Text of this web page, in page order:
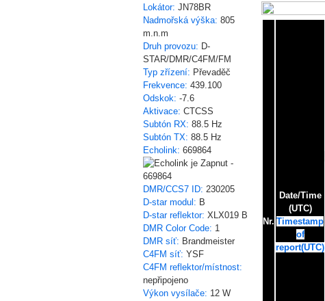
Lokátor: JN78BR
Nadmořská výška: 805
m.n.m
Druh provozu: D-
STAR/DMR/C4FM/FM
Typ zřízení: Převaděč
Frekvence: 439.100
Odskok: -7.6
Aktivace: CTCSS
Subtón RX: 88.5 Hz
Subtón TX: 88.5 Hz
Echolink: 669864
DMR/CCS7 ID: 230205
D-star modul: B
D-star reflektor: XLX019 B
DMR Color Code: 1
DMR síť: Brandmeister
C4FM síť: YSF
C4FM reflektor/místnost:
nepřipojeno
Výkon vysílače: 12 W
Nr.
Date/Time
(UTC)
Timestamp
of
report(UTC)